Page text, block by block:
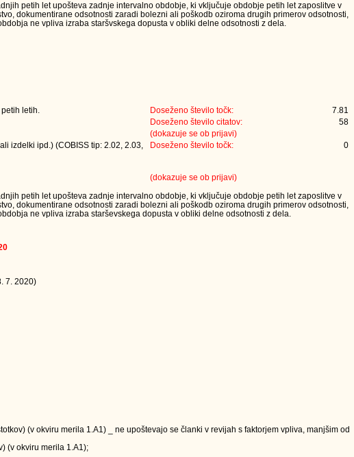
petih let upošteva zadnje intervalno obdobje, ki vključuje obdobje petih let zaposlitve v
dokumentirane odsotnosti zaradi bolezni ali poškodb oziroma drugih primerov odsotnosti,
ne vpliva izraba staršvskega dopusta v obliki delne odsotnosti z dela.
letih. Doseženo število točk:
7.81
Doseženo število citatov:
58
(dokazuje se ob prijavi)
izdelki ipd.) (COBISS tip: 2.02, 2.03,
Doseženo število točk: 0
(dokazuje se ob prijavi)
petih let upošteva zadnje intervalno obdobje, ki vključuje obdobje petih let zaposlitve v
dokumentirane odsotnosti zaradi bolezni ali poškodb oziroma drugih primerov odsotnosti,
ne vpliva izraba starševskega dopusta v obliki delne odsotnosti z dela.
7. 2020)
(v okviru merila 1.A1) _ ne upoštevajo se članki v revijah s faktorjem vpliva, manjšim od
(v okviru merila 1.A1);